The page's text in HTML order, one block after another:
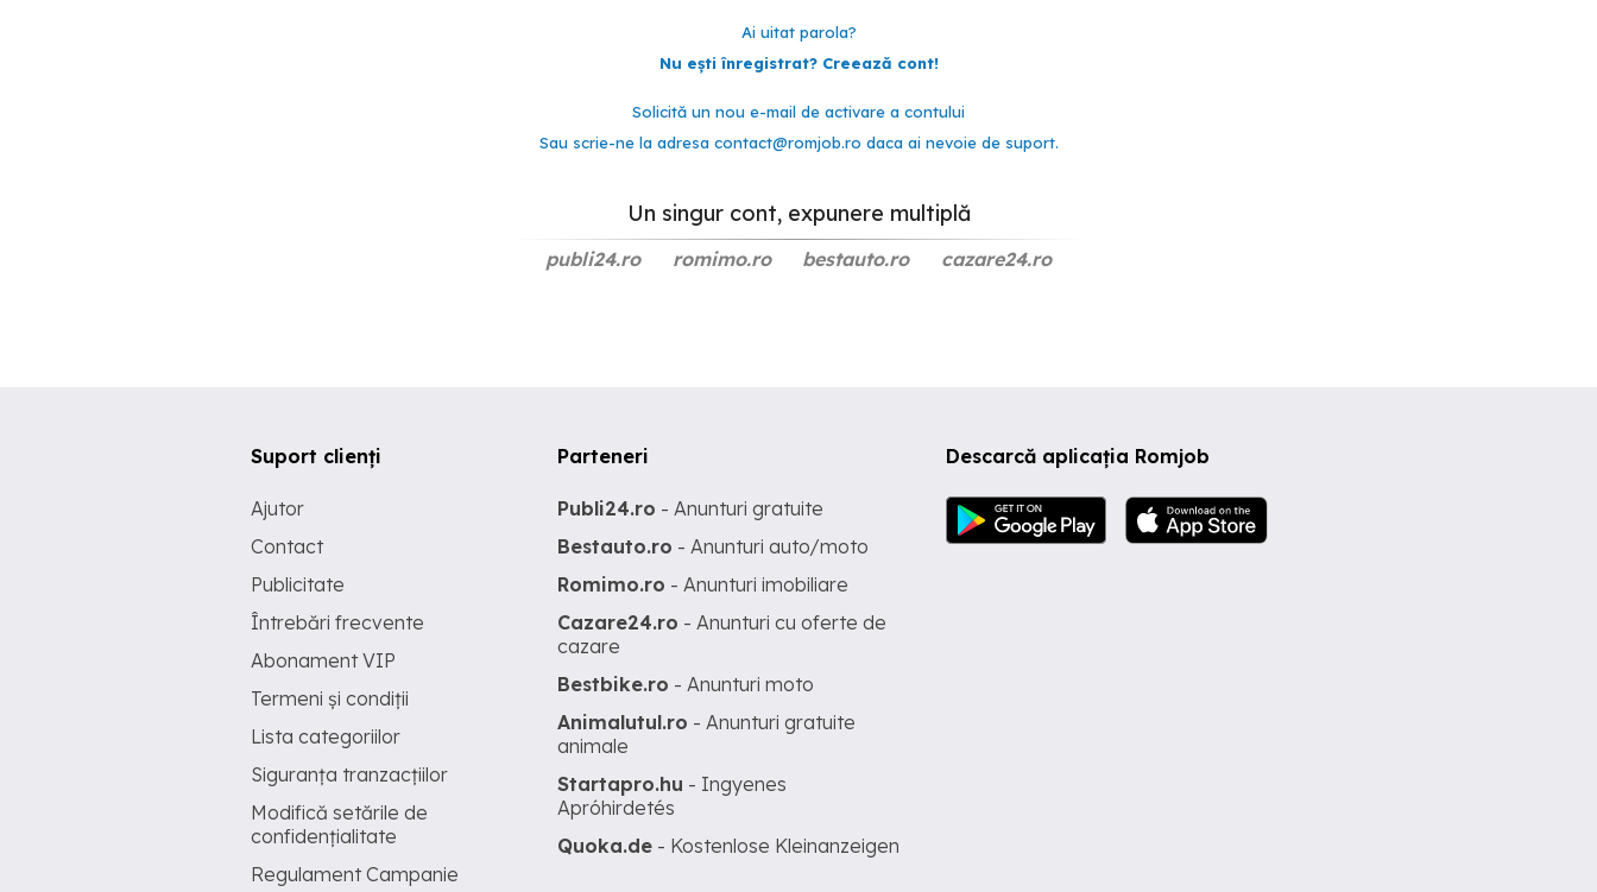
Ai uitat parola?
Nu ești înregistrat? Creează cont!
Solicită un nou e-mail de activare a contului
Sau scrie-ne la adresa contact@romjob.ro daca ai nevoie de suport.
Un singur cont, expunere multiplă
publi24.ro romimo.ro bestauto.ro cazare24.ro
Descarcă aplicația Romjob
Suport clienți
Ajutor
Contact
Publicitate
Întrebări frecvente
Abonament VIP
Termeni și condiții
Lista categoriilor
Siguranța tranzacțiilor
Modifică setările de
confidențialitate
Regulament Campanie
Parteneri
Publi24.ro - Anunturi gratuite
Bestauto.ro - Anunturi auto/moto
Romimo.ro - Anunturi imobiliare
Cazare24.ro - Anunturi cu oferte de
cazare
Bestbike.ro - Anunturi moto
Animalutul.ro - Anunturi gratuite
animale
Startapro.hu - Ingyenes
Apróhirdetés
Quoka.de - Kostenlose Kleinanzeigen